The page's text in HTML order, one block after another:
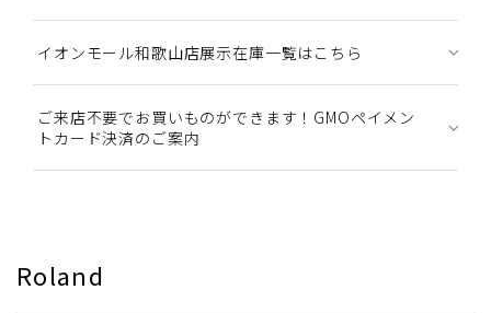
イオンモール和歌山店展示在庫一覧はこちら
ご来店不要でお買いものができます！GMOペイメン
トカード決済のご案内
Roland